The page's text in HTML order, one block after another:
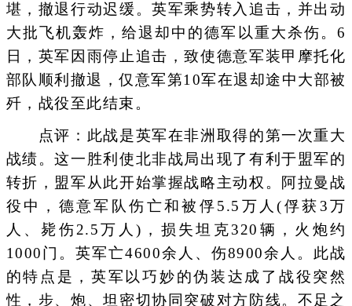
堪，撤退行动迟缓。英军乘势转入追击，并出动
大批飞机轰炸，给退却中的德军以重大杀伤。6
日，英军因雨停止追击，致使德意军装甲摩托化
部队顺利撤退，仅意军第10军在退却途中大部被
歼，战役至此结束。
点评：此战是英军在非洲取得的第一次重大
战绩。这一胜利使北非战局出现了有利于盟军的
转折，盟军从此开始掌握战略主动权。阿拉曼战
役中，德意军队伤亡和被俘5.5万人(俘获3万
人、毙伤2.5万人)，损失坦克320辆，火炮约
1000门。英军亡4600余人、伤8900余人。此战
的特点是，英军以巧妙的伪装达成了战役突然
性，步、炮、坦密切协同突破对方防线。不足之